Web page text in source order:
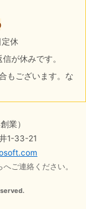
休
が休みです。
もございます。な
業）
1-33-21
ご連絡ください。